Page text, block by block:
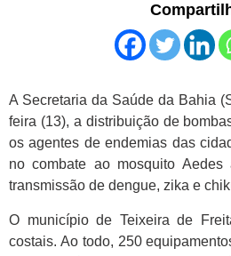
A Secretaria da Saúde da Bahia
feira (13), a distribuição de
os agentes de endemias das
no combate ao mosquito
transmissão de dengue, zika e
O município de Teixeira de
costais. Ao todo, 250